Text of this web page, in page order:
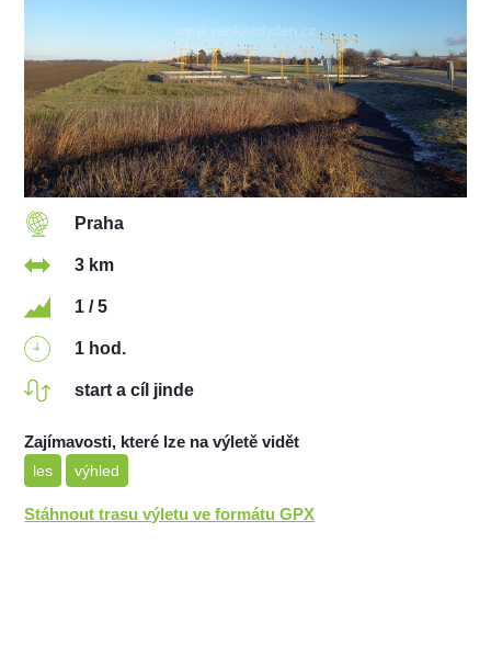
Praha
3 km
1 / 5
1 hod.
start a cíl jinde
Zajímavosti, které lze na výletě vidět
les výhled
Stáhnout trasu výletu ve formátu GPX